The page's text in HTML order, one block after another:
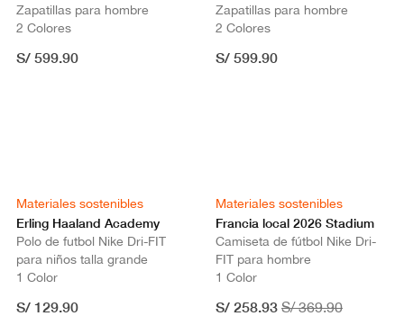
Zapatillas para hombre
2 Colores
S/ 599.90
Zapatillas para hombre
2 Colores
S/ 599.90
Materiales sostenibles
Erling Haaland Academy
Polo de futbol Nike Dri-FIT
para niños talla grande
1 Color
S/ 129.90
Materiales sostenibles
Francia local 2026 Stadium
Camiseta de fútbol Nike Dri-
FIT para hombre
1 Color
S/ 258.93 S/ 369.90